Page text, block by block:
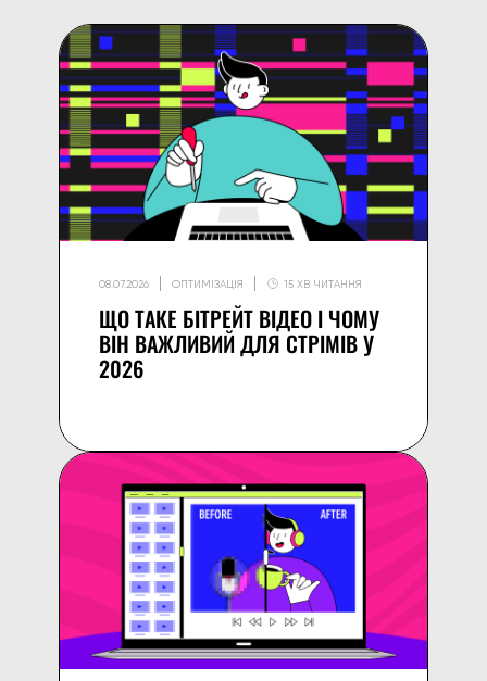
08.07.2026 ОПТИМІЗАЦІЯ 15 ХВ ЧИТАННЯ
ЩО ТАКЕ БІТРЕЙТ ВІДЕО І ЧОМУ
ВІН ВАЖЛИВИЙ ДЛЯ СТРІМІВ У
2026